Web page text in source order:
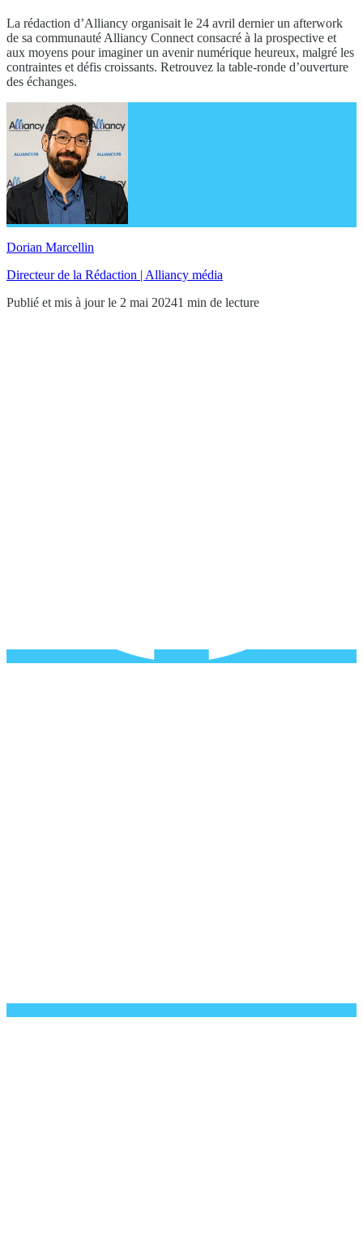
La rédaction d’Alliancy organisait le 24 avril dernier un afterwork
de sa communauté Alliancy Connect consacré à la prospective et
aux moyens pour imaginer un avenir numérique heureux, malgré les
contraintes et défis croissants. Retrouvez la table-ronde d’ouverture
des échanges.
Dorian Marcellin
Directeur de la Rédaction | Alliancy média
Publié et mis à jour le 2 mai 20241 min de lecture